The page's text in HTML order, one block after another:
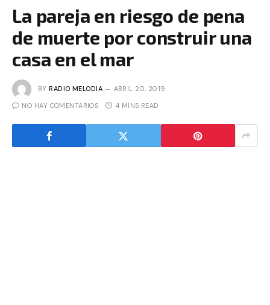
La pareja en riesgo de pena
de muerte por construir una
casa en el mar
BY RADIO MELODIA ABRIL 20, 2019
NO HAY COMENTARIOS 4 MINS READ